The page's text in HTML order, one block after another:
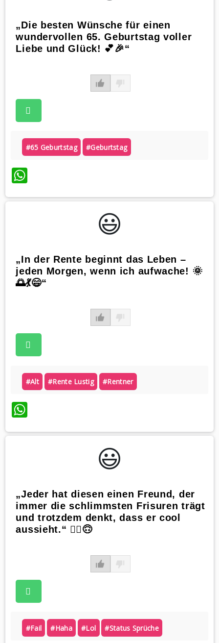
„Die besten Wünsche für einen
wundervollen 65. Geburtstag voller
Liebe und Glück! 💕🎉“
#65 Geburtstag #geburtstag
WhatsApp
😃️
„In der Rente beginnt das Leben –
jeden Morgen, wenn ich aufwache! 🌞
🌅💃😄“
#alt #rente Lustig #rentner
WhatsApp
😃️
„Jeder hat diesen einen Freund, der
immer die schlimmsten Frisuren trägt
und trotzdem denkt, dass er cool
aussieht.“ 💇‍♂️🙃
#fail #haha #lol #status Sprüche